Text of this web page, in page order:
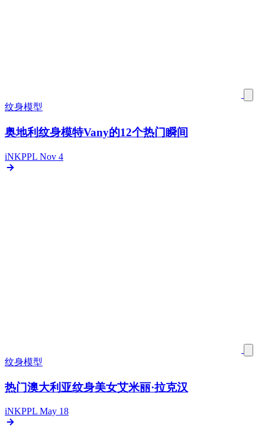
纹身模型
奥地利纹身模特Vany的12个热门瞬间
iNKPPL Nov 4
纹身模型
热门澳大利亚纹身美女艾米丽·拉克汉
iNKPPL May 18